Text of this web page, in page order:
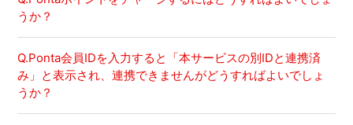
うか？
Q.Ponta会員IDを入力すると「本サービスの別IDと連携済
み」と表示され、連携できませんがどうすればよいでしょ
うか？